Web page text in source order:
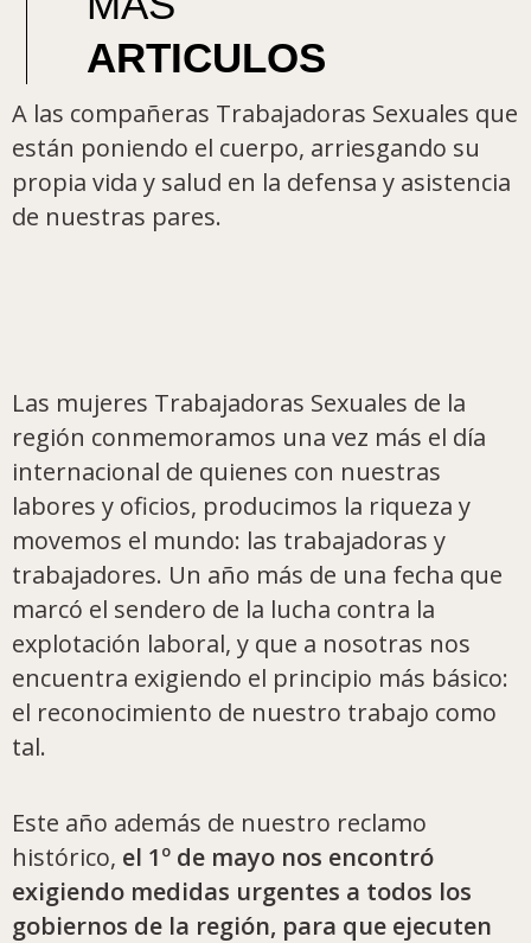
ARTICULOS
A las compañeras Trabajadoras Sexuales que
están poniendo el cuerpo, arriesgando su
propia vida y salud en la defensa y asistencia
de nuestras pares.
Las mujeres Trabajadoras Sexuales de la
región conmemoramos una vez más el día
internacional de quienes con nuestras
labores y oficios, producimos la riqueza y
movemos el mundo: las trabajadoras y
trabajadores. Un año más de una fecha que
marcó el sendero de la lucha contra la
explotación laboral, y que a nosotras nos
encuentra exigiendo el principio más básico:
el reconocimiento de nuestro trabajo como
tal.
Este año además de nuestro reclamo
histórico, el 1º de mayo nos encontró
exigiendo medidas urgentes a todos los
gobiernos de la región, para que ejecuten